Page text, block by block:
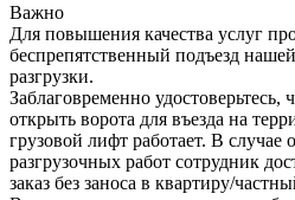
Важно
Для повышения качества услуг
беспрепятственный подъезд
разгрузки.
Заблаговременно удостоверьтесь,
открыть ворота для въезда на
грузовой лифт работает. В случае
разгрузочных работ сотрудник
заказ без заноса в квартиру/